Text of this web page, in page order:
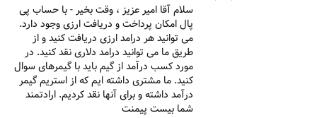
سلام آقا امیر عزیز ، وقت بخیر - با حساب پی
پال امکان پرداخت و دریافت ارزی وجود دارد.
می توانید هر درامد ارزی دریافت کنید و از
طریق ما می توانید درامد دلاری نقد کنید. در
مورد کسب درآمد از گیم باید با گیمرهای سوال
کنید. ما مشتری داشته ایم که از استریم گیمر
درآمد داشته و برای آنها نقد کردیم. ارادتمند
شما بیست پیمنت